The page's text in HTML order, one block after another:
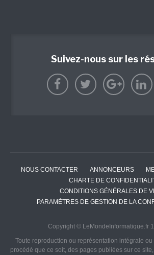
Suivez-nous sur les
NOUS CONTACTER ANNONCEURS
CHARTE DE
CONDITIONS GÉNÉRALES DE
PARAMÈTRES DE GESTION DE LA
Copyright © LeMondeInformatique.fr
Toute reproduction ou représentation intégrale
procédé que ce soit, des pages publiées sur ce